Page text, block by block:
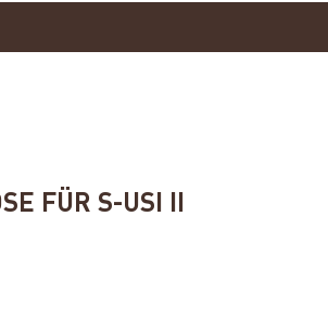
FÜR S-USI II